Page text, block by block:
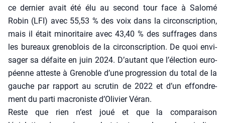
ce der­nier avait été élu au second tour face à Salo­mé
Robin (LFI) avec 55,53 % des voix dans la cir­cons­crip­tion,
mais il était mino­ri­taire avec 43,40 % des suf­frages dans
les bureaux gre­no­blois de la cir­cons­crip­tion. De quoi envi­
sa­ger sa défaite en juin 2024. D’autant que l’élection euro­
péenne atteste à Gre­noble d’une pro­gres­sion du total de la
gauche par rap­port au scru­tin de 2022 et d’un effon­dre­
ment du par­ti macro­niste d’Olivier Véran.
Reste que rien n’est joué et que la com­pa­rai­son